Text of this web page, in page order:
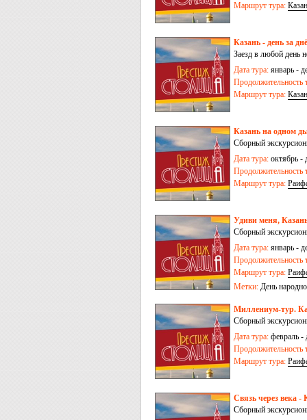
Маршрут тура:
Казань - день за
Заезд в любой день
Дата тура: январь -
Продолжительность
Маршрут тура:
Казань на одном
Сборный
Дата тура: октябрь -
Продолжительность
Маршрут тура:
Удиви меня,
Сборный
Дата тура: январь -
Продолжительность
Маршрут тура:
Метки: День
Миллениум-тур.
Сборный
Дата тура: февраль -
Продолжительность
Маршрут тура:
Связь через века -
Сборный